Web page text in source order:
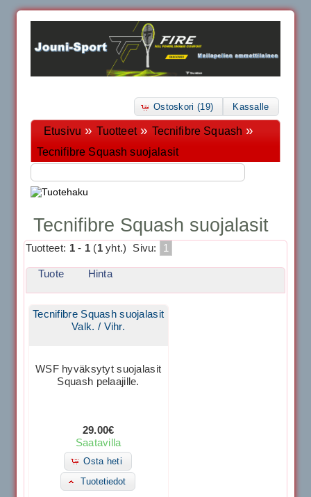
Ostoskori (19) Kassalle
Etusivu » Tuotteet» Tecnifibre Squash »
Tecnifibre Squash suojalasit
Tecnifibre Squash suojalasit
Tuotteet: 1- 1 (1yht.) Sivu: 1
Tuote Hinta
Tecnifibre Squash suojalasit
Valk. / Vihr.
WSF hyväksytyt suojalasit
Squash pelaajille.
29.00€
Saatavilla
Osta heti
Tuotetiedot